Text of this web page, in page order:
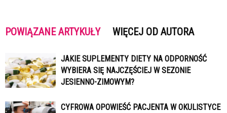
POWIĄZANE ARTYKUŁY WIĘCEJ OD AUTORA
JAKIE SUPLEMENTY DIETY NA ODPORNOŚĆ
WYBIERA SIĘ NAJCZĘŚCIEJ W SEZONIE
JESIENNO-ZIMOWYM?
CYFROWA OPOWIEŚĆ PACJENTA W OKULISTYCE